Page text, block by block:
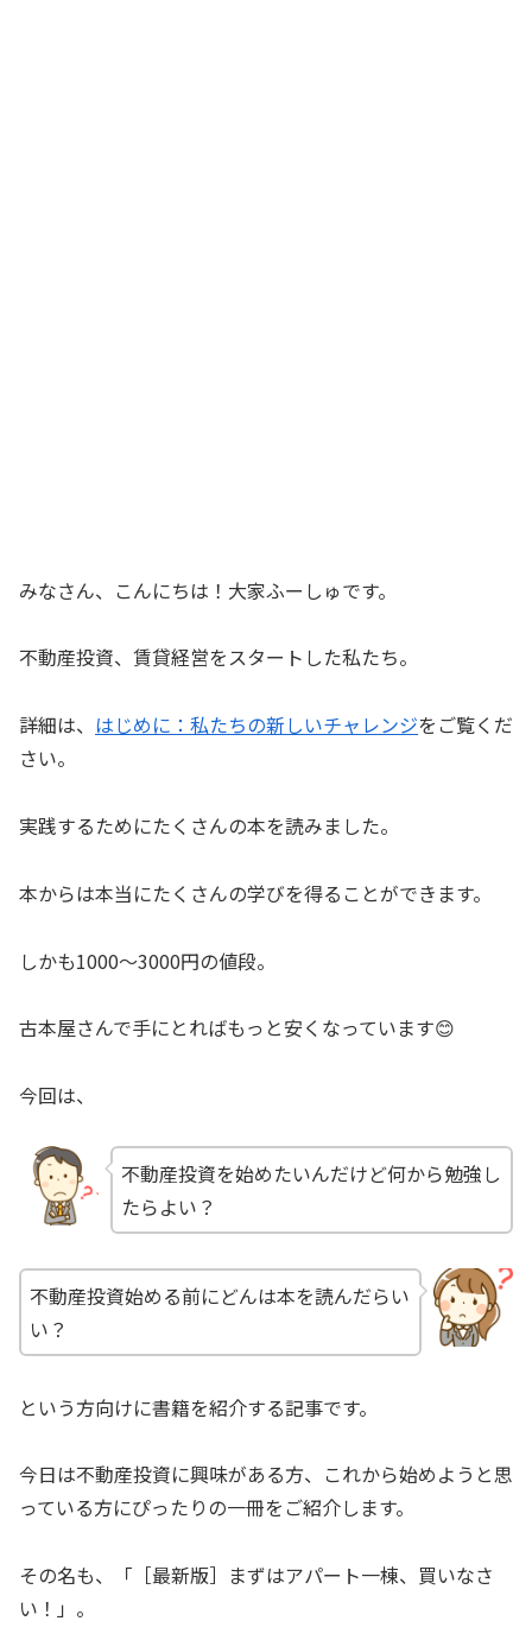
みなさん、こんにちは！大家ふーしゅです。
不動産投資、賃貸経営をスタートした私たち。
詳細は、 はじめに：私たちの新しいチャレンジをご覧くだ
さい。
実践するためにたくさんの本を読みました。
本からは本当にたくさんの学びを得ることができます。
しかも1000〜3000円の値段。
古本屋さんで手にとればもっと安くなっています😊
今回は、
不動産投資を始めたいんだけど何から勉強し
たらよい？
不動産投資始める前にどんは本を読んだらい
い？
という方向けに書籍を紹介する記事です。
今日は不動産投資に興味がある方、これから始めようと思
っている方にぴったりの一冊をご紹介します。
その名も、「［最新版］まずはアパート一棟、買いなさ
い！」。